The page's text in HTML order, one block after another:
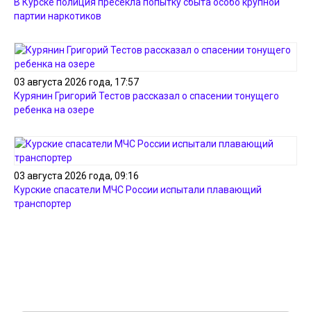
партии наркотиков
03 августа 2026 года, 17:57
Курянин Григорий Тестов рассказал о спасении тонущего
ребенка на озере
03 августа 2026 года, 09:16
Курские спасатели МЧС России испытали плавающий
транспортер